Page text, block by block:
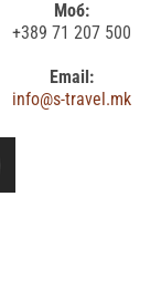
Моб:
+389 71 207 500
Email:
info@s-travel.mk